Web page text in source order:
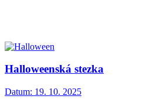
Halloweenská stezka
Datum: 19. 10. 2025